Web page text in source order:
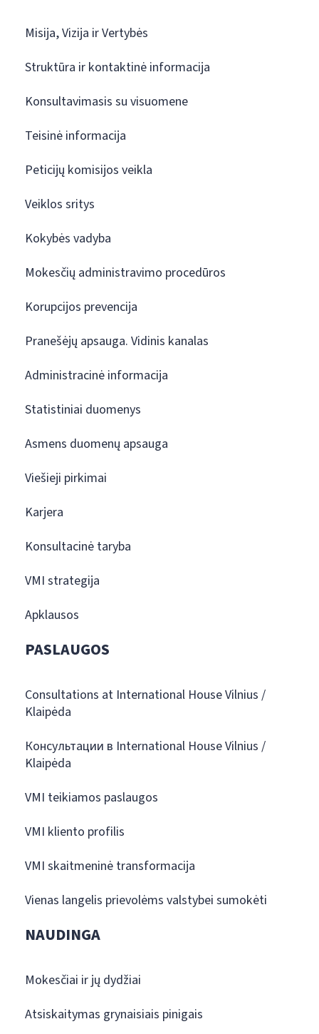
Misija, Vizija ir Vertybės
Struktūra ir kontaktinė informacija
Konsultavimasis su visuomene
Teisinė informacija
Peticijų komisijos veikla
Veiklos sritys
Kokybės vadyba
Mokesčių administravimo procedūros
Korupcijos prevencija
Pranešėjų apsauga. Vidinis kanalas
Administracinė informacija
Statistiniai duomenys
Asmens duomenų apsauga
Viešieji pirkimai
Karjera
Konsultacinė taryba
VMI strategija
Apklausos
PASLAUGOS
Consultations at International House Vilnius /
Klaipėda
Консультации в International House Vilnius /
Klaipėda
VMI teikiamos paslaugos
VMI kliento profilis
VMI skaitmeninė transformacija
Vienas langelis prievolėms valstybei sumokėti
NAUDINGA
Mokesčiai ir jų dydžiai
Atsiskaitymas grynaisiais pinigais